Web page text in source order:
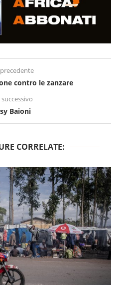
contro le zanzare
Baioni
CORRELATE: